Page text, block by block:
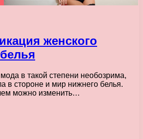
женского
в такой степени необозрима,
в стороне и мир нижнего белья.
можно изменить…